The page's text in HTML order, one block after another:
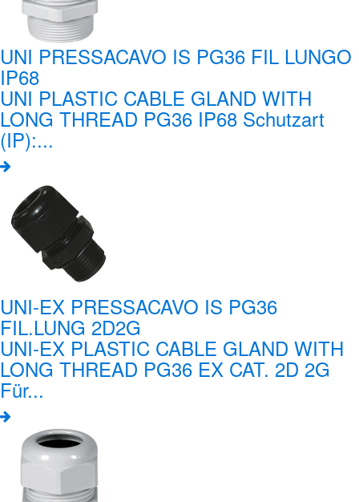
UNI PRESSACAVO IS PG36 FIL LUNGO
IP68
UNI PLASTIC CABLE GLAND WITH
LONG THREAD PG36 IP68 Schutzart
(IP):...
UNI-EX PRESSACAVO IS PG36
FIL.LUNG 2D2G
UNI-EX PLASTIC CABLE GLAND WITH
LONG THREAD PG36 EX CAT. 2D 2G
Für...